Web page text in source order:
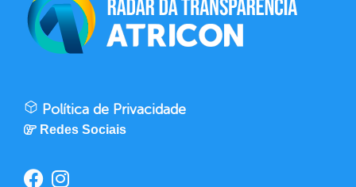
Política de Privacidade
Redes Sociais